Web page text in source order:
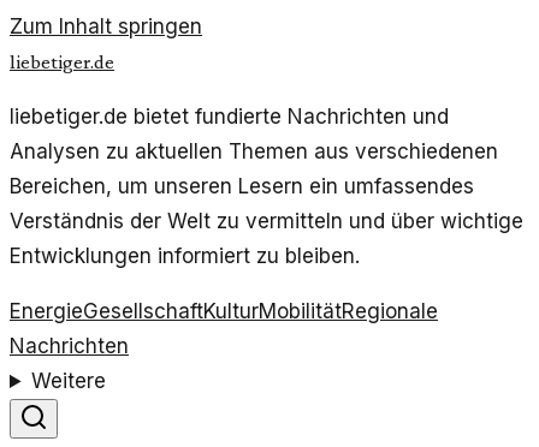
Zum Inhalt springen
liebetiger.de
liebetiger.de bietet fundierte Nachrichten und
Analysen zu aktuellen Themen aus verschiedenen
Bereichen, um unseren Lesern ein umfassendes
Verständnis der Welt zu vermitteln und über wichtige
Entwicklungen informiert zu bleiben.
EnergieGesellschaftKulturMobilitätRegionale
Nachrichten
Weitere